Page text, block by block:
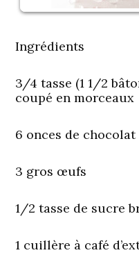
Ingrédients
3/4 tasse (1 1/2
coupé en morceaux
6 onces de
3 gros œufs
1/2 tasse de sucre
1 cuillère à café